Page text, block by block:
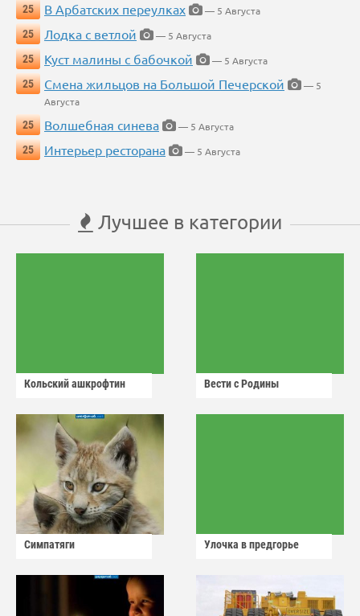
25
В Арбатских переулках
— 5 Августа
25
Лодка с ветлой
— 5 Августа
25
Куст малины с бабочкой
— 5 Августа
25
Смена жильцов на Большой Печерской
— 5
Августа
25
Волшебная синева
— 5 Августа
25
Интерьер ресторана — 5 Августа
Лучшее в категории
Кольский ашкрофтин Вести с Родины
Симпатяги Улочка в предгорье